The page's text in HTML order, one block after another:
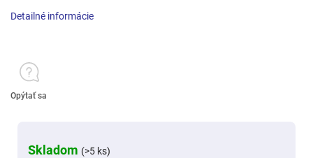
Skladom (>5 ks)
Detailné informácie
Opýtať sa